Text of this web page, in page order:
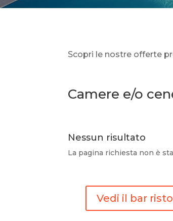
Scopri le nostre offerte
Camere e/o
Nessun risultato
La pagina richiesta non è
Vedi il bar